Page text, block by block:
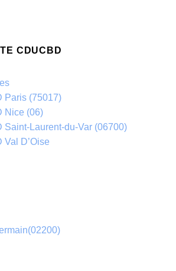
CDUCBD
Paris (75017)
Nice (06)
Saint-Laurent-du-Var (06700)
D’Oise